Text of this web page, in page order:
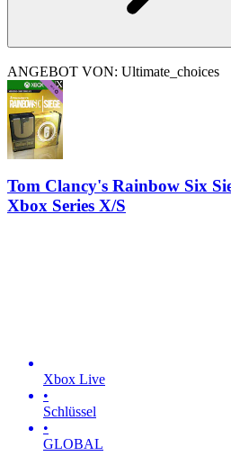
ANGEBOT VON: Ultimate_choices
Tom Clancy's Rainbow Six
Xbox Series X/S
Xbox Live
•
Schlüssel
•
GLOBAL